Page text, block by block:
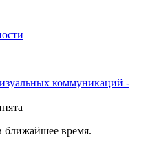
ближайшее время.